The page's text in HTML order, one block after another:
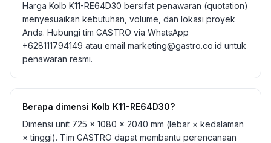
Harga Kolb K11-RE64D30 bersifat penawaran (quotation)
menyesuaikan kebutuhan, volume, dan lokasi proyek
Anda. Hubungi tim GASTRO via WhatsApp
+628111794149 atau email marketing@gastro.co.id untuk
penawaran resmi.
Berapa dimensi Kolb K11-RE64D30?
Dimensi unit 725 × 1080 × 2040 mm (lebar × kedalaman
× tinggi). Tim GASTRO dapat membantu perencanaan